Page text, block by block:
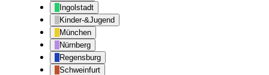
Ingolstadt
Kinder-&Jugend
München
Nürnberg
Regensburg
Schweinfurt